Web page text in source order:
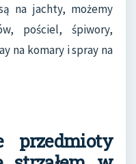
na jachty, możemy
pościel, śpiwory,
na komary i spray na
przedmioty